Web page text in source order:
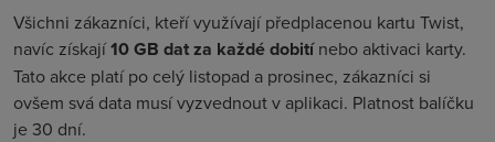
Všichni zákazníci, kteří využívají předplacenou kartu Twist,
navíc získají10 GB dat za každé dobitínebo aktivaci karty.
Tato akce platí po celý listopad a prosinec, zákazníci si
ovšem svá data musí vyzvednout v aplikaci. Platnost balíčku
je 30 dní.